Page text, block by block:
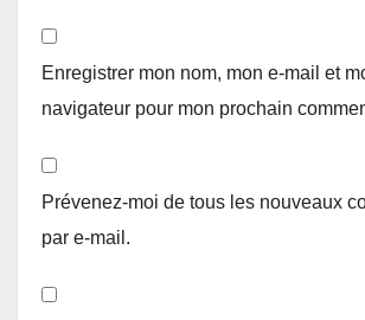
Enregistrer mon nom, mon e-mail et
navigateur pour mon prochain
Prévenez-moi de tous les nouveaux
par e-mail.